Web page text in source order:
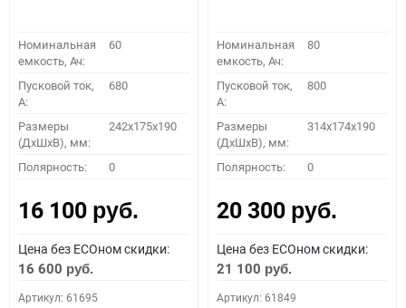
Номинальная
емкость, Ач:
60
Пусковой ток,
A:
680
Размеры
(ДхШхВ), мм:
242x175x190
Полярность: 0
16 100 руб.
Цена без ECOном скидки:
16 600 руб.
Артикул: 61695
Номинальная
емкость, Ач:
80
Пусковой ток,
A:
800
Размеры
(ДхШхВ), мм:
314x174x190
Полярность: 0
20 300 руб.
Цена без ECOном скидки:
21 100 руб.
Артикул: 61849